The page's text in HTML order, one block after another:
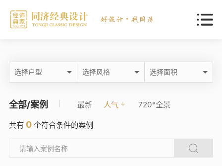
选择户型 选择风格 选择面积
全部/案例 最新 人气 720°全景
共有 0个符合条件的案例